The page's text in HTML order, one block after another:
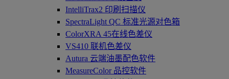
IntelliTrax2 印刷扫描仪
SpectraLight QC 标准光源对色箱
ColorXRA 45在线色差仪
VS410 联机色差仪
Autura 云端油墨配色软件
MeasureColor 品控软件